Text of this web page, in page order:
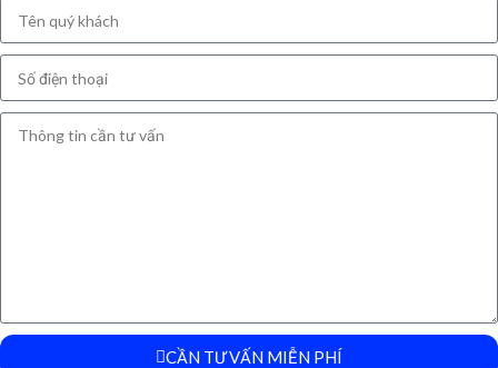
CẦN TƯ VẤN MIỄN PHÍ